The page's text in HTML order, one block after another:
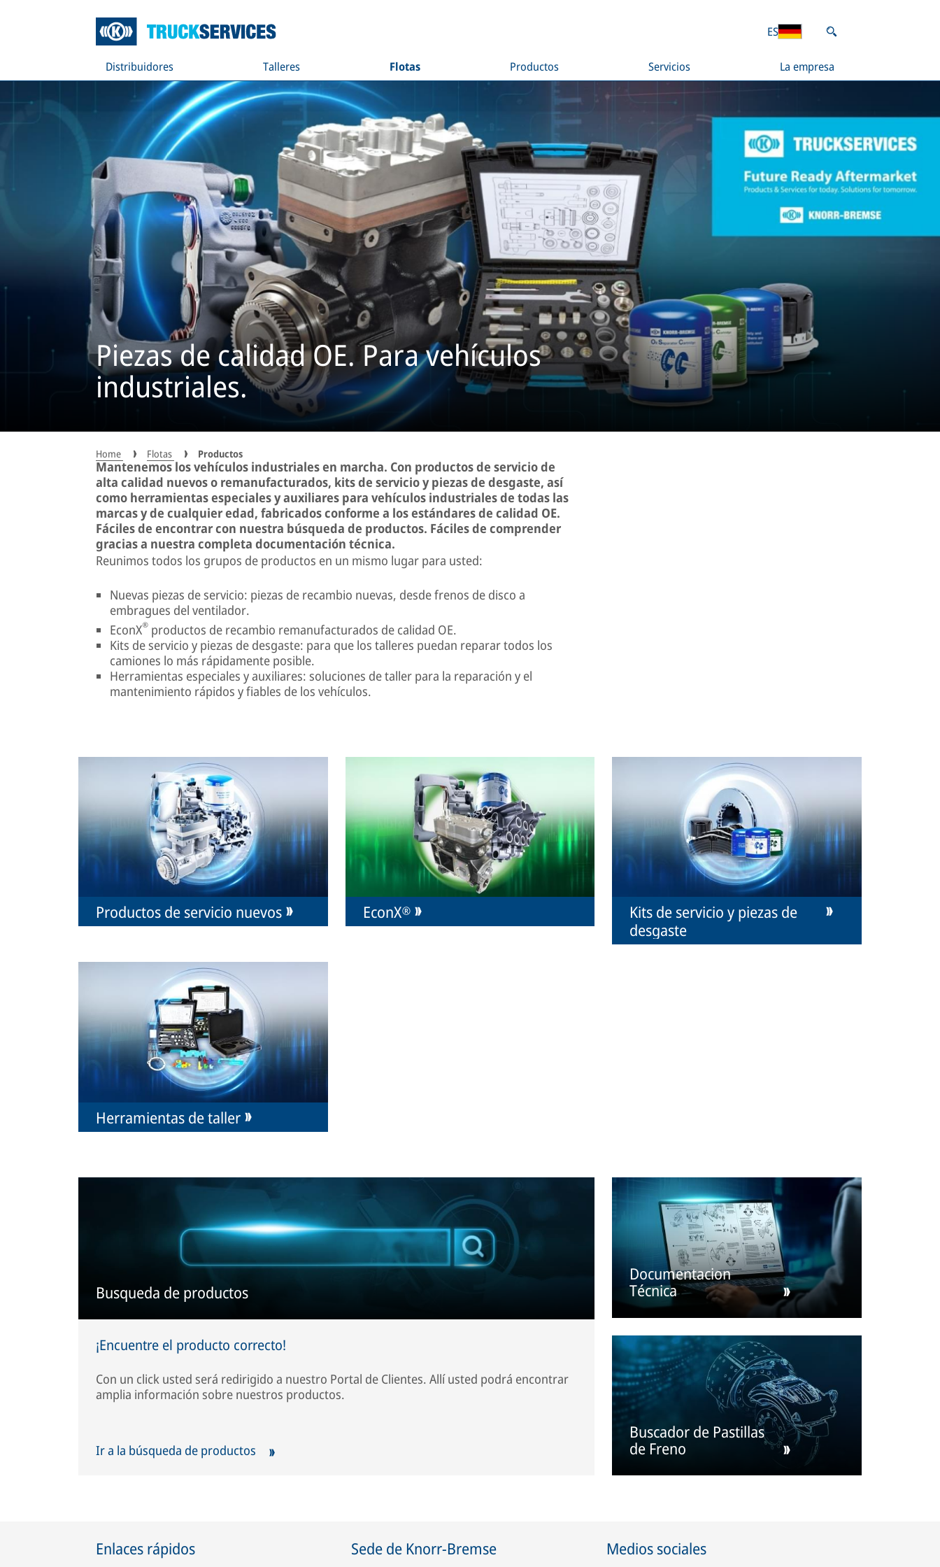
Distribuidores Talleres Flotas Productos Servicios La empresa
ES
Piezas de calidad OE. Para vehículos
industriales.
Home Flotas Productos
Mantenemos los vehículos industriales en marcha. Con productos de servicio de
alta calidad nuevos o remanufacturados, kits de servicio y piezas de desgaste, así
como herramientas especiales y auxiliares para vehículos industriales de todas las
marcas y de cualquier edad, fabricados conforme a los estándares de calidad OE.
Fáciles de encontrar con nuestra búsqueda de productos. Fáciles de comprender
gracias a nuestra completa documentación técnica.
Reunimos todos los grupos de productos en un mismo lugar para usted:
Nuevas piezas de servicio: piezas de recambio nuevas, desde frenos de disco a
embragues del ventilador.
EconX® productos de recambio remanufacturados de calidad OE.
Kits de servicio y piezas de desgaste: para que los talleres puedan reparar todos los
camiones lo más rápidamente posible.
Herramientas especiales y auxiliares: soluciones de taller para la reparación y el
mantenimiento rápidos y fiables de los vehículos.
Productos de servicio nuevos EconX®
Kits de servicio y piezas de
desgaste
Herramientas de taller
Busqueda de productos
¡Encuentre el producto correcto!
Con un click usted será redirigido a nuestro Portal de Clientes. Allí usted podrá encontrar
amplia información sobre nuestros productos.
Ir a la búsqueda de productos
Documentacion
Técnica
Buscador de Pastillas
de Freno
Enlaces rápidos Sede de Knorr-Bremse Medios sociales